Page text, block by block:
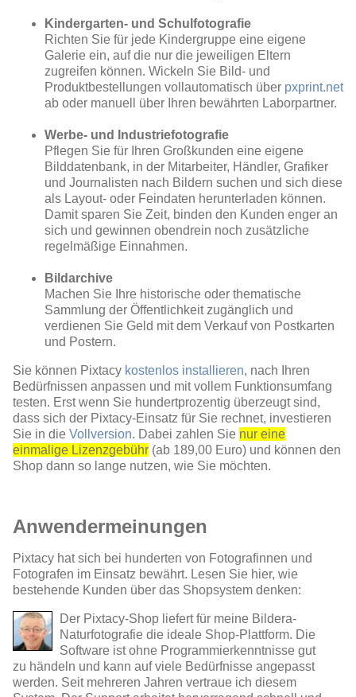
Kindergarten- und Schulfotografie
Richten Sie für jede Kindergruppe eine eigene
Galerie ein, auf die nur die jeweiligen Eltern
zugreifen können. Wickeln Sie Bild- und
Produktbestellungen vollautomatisch über pxprint.net
ab oder manuell über Ihren bewährten Laborpartner.
Werbe- und Industriefotografie
Pflegen Sie für Ihren Großkunden eine eigene
Bilddatenbank, in der Mitarbeiter, Händler, Grafiker
und Journalisten nach Bildern suchen und sich diese
als Layout- oder Feindaten herunterladen können.
Damit sparen Sie Zeit, binden den Kunden enger an
sich und gewinnen obendrein noch zusätzliche
regelmäßige Einnahmen.
Bildarchive
Machen Sie Ihre historische oder thematische
Sammlung der Öffentlichkeit zugänglich und
verdienen Sie Geld mit dem Verkauf von Postkarten
und Postern.
Sie können Pixtacy kostenlos installieren, nach Ihren
Bedürfnissen anpassen und mit vollem Funktionsumfang
testen. Erst wenn Sie hundertprozentig überzeugt sind,
dass sich der Pixtacy-Einsatz für Sie rechnet, investieren
Sie in die Vollversion. Dabei zahlen Sie nur eine
einmalige Lizenzgebühr (ab 189,00 Euro) und können den
Shop dann so lange nutzen, wie Sie möchten.
Anwendermeinungen
Pixtacy hat sich bei hunderten von Fotografinnen und
Fotografen im Einsatz bewährt. Lesen Sie hier, wie
bestehende Kunden über das Shopsystem denken:
Der Pixtacy-Shop liefert für meine Bildera-
Naturfotografie die ideale Shop-Plattform. Die
Software ist ohne Programmierkenntnisse gut
zu händeln und kann auf viele Bedürfnisse angepasst
werden. Seit mehreren Jahren vertraue ich diesem